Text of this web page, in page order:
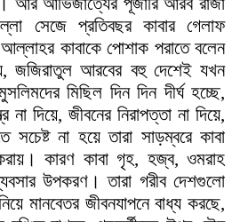
সেজে প্রতিবছর কাবার গেলাফ
আল্লাহর কাবাকে পোশাক পরাতে বলেন
জজিরাতুল আরবের বহু দেশেই যখন
মিছিল দিন দিন দীর্ঘ হচ্ছে,
দিয়ে, জীবনের নিরাপত্তা না দিয়ে,
সচেষ্ট না হয়ে তারা সাড়ম্বরে কাবা
কারণ কাবা গৃহ, হজ্ব, ওমরাহ
উপকরণ। তারা গরীব দেশগুলো
মানবেতর জীবনযাপনে বাধ্য করছে,